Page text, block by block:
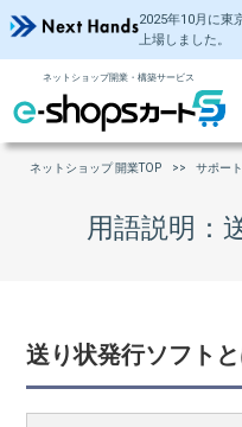
2025年10月に東
上場しました。
ネットショップ開業・構築サービス
ネットショップ 開業TOP サポート
用語説明：
送り状発行ソフトと